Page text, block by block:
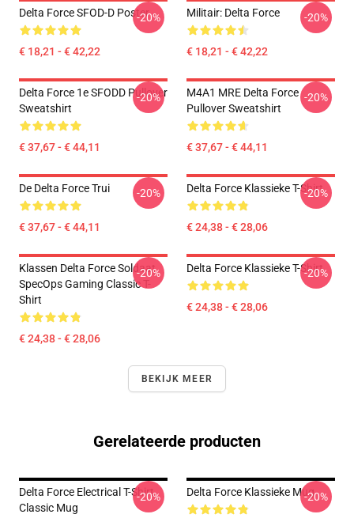
Delta Force SFOD-D Poster
€ 18,21 - € 42,22
-20% Militair: Delta Force
€ 18,21 - € 42,22
-20%
Delta Force 1e SFODD Pullover
Sweatshirt
€ 37,67 - € 44,11
-20%
M4A1 MRE Delta Force
Pullover Sweatshirt
€ 37,67 - € 44,11
-20%
De Delta Force Trui
€ 37,67 - € 44,11
-20% Delta Force Klassieke T-Shirt
€ 24,38 - € 28,06
-20%
Klassen Delta Force Soldaat
SpecOps Gaming Classic T-
Shirt
€ 24,38 - € 28,06
-20% Delta Force Klassieke T-Shirt
€ 24,38 - € 28,06
-20%
BEKIJK MEER
Gerelateerde producten
Delta Force Electrical T-Shirt
Classic Mug
-20% Delta Force Klassieke Mug-20%